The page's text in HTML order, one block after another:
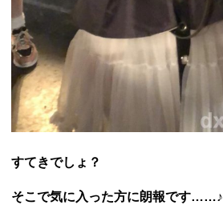
すてきでしょ？
そこで気に入った方に朗報です……♪